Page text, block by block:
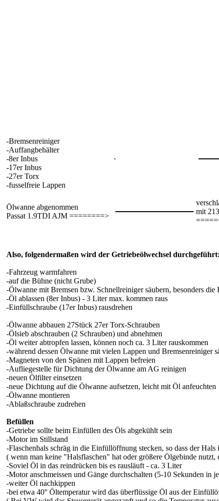
-Bremsenreiniger
-Auffangbehälter
-8er Inbus
-17er Inbus
-27er Torx
-fusselfreie Lappen
Ölwanne abgenommen
Passat 1.9TDI AJM ========>
mit
Also, folgendermaßen wird der Getriebeölwechsel
-Fahrzeug warmfahren
-auf die Bühne (nicht Grube)
-Ölwanne mit Bremsen bzw. Schnellreiniger säubern, besonders
-Öl ablassen (8er Inbus) - 3 Liter max. kommen raus
-Einfüllschraube (17er Inbus) rausdrehen
-Ölwanne abbauen 27Stück 27er Torx-Schrauben
-Ölsieb abschrauben (2 Schrauben) und abnehmen
-Öl weiter abtropfen lassen, können noch ca. 3 Liter rauskommen
-während dessen Ölwanne mit vielen Lappen und Bremsenreiniger
-Magneten von den Spänen mit Lappen befreien
-Aufliegestelle für Dichtung der Ölwanne am AG reinigen
-neuen Ölfilter einsetzen
-neue Dichtung auf die Ölwanne aufsetzen, leicht mit Öl anfeuchten
-Ölwanne montieren
-Ablaßschraube zudrehen
Befüllen
-Getriebe sollte beim Einfüllen des Öls abgekühlt sein
-Motor im Stillstand
-Flaschenhals schräg in die Einfüllöffnung stecken, so dass der
( wenn man keine "Halsflaschen" hat oder größere Ölgebinde nutzt,
-Soviel Öl in das reindrücken bis es rausläuft - ca. 3 Liter
-Motor anschmeissen und Gänge durchschalten (5-10 Sekunden in
-weiter Öl nachkippen
-bei etwa 40° Öltemperatur wird das überflüssige Öl aus der